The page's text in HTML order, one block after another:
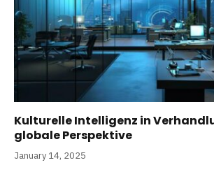
Kulturelle Intelligenz in
globale Perspektive
January 14, 2025